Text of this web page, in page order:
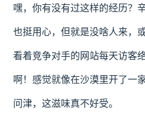
嘿，你有没有过这样的经历？
也挺用心，但就是没啥人来，
看着竞争对手的网站每天访客
啊！感觉就像在沙漠里开了一
问津，这滋味真不好受。